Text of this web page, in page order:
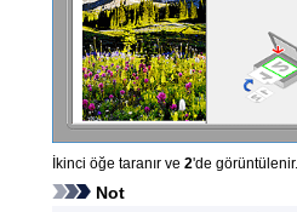
İkinci öğe taranır ve2'de görüntülenir.
Not